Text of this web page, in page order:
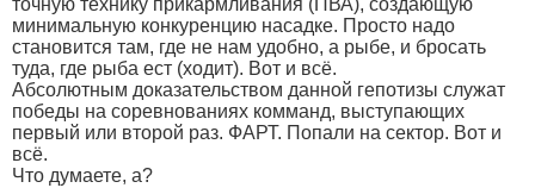
точную технику прикармливания (ПВА), создающую
минимальную конкуренцию насадке. Просто надо
становится там, где не нам удобно, а рыбе, и бросать
туда, где рыба ест (ходит). Вот и всё.
Абсолютным доказательством данной гепотизы служат
победы на соревнованиях комманд, выступающих
первый или второй раз. ФАРТ. Попали на сектор. Вот и
всё.
Что думаете, а?